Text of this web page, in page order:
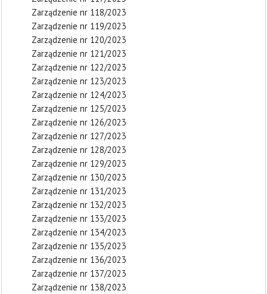
Zarządzenie nr 118/2023
Zarządzenie nr 119/2023
Zarządzenie nr 120/2023
Zarządzenie nr 121/2023
Zarządzenie nr 122/2023
Zarządzenie nr 123/2023
Zarządzenie nr 124/2023
Zarządzenie nr 125/2023
Zarządzenie nr 126/2023
Zarządzenie nr 127/2023
Zarządzenie nr 128/2023
Zarządzenie nr 129/2023
Zarządzenie nr 130/2023
Zarządzenie nr 131/2023
Zarządzenie nr 132/2023
Zarządzenie nr 133/2023
Zarządzenie nr 134/2023
Zarządzenie nr 135/2023
Zarządzenie nr 136/2023
Zarządzenie nr 137/2023
Zarządzenie nr 138/2023